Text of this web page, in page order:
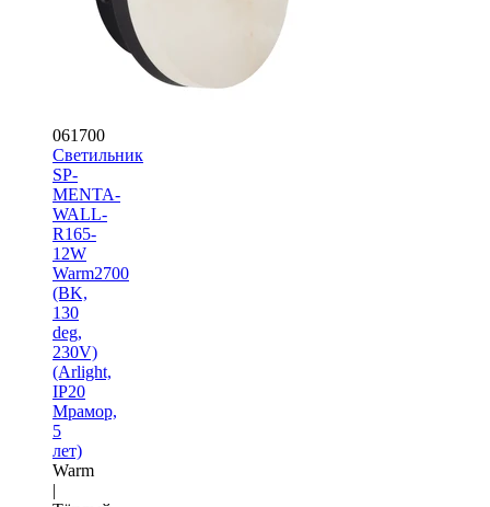
061700
Светильник
SP-
MENTA-
WALL-
R165-
12W
Warm2700
(BK,
130
deg,
230V)
(Arlight,
IP20
Мрамор,
5
лет)
Warm
|